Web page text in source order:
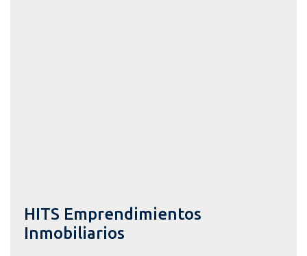
HITS Emprendimientos
Inmobiliarios